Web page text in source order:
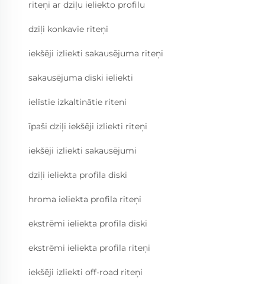
riteņi ar dziļu ieliekto profilu
dziļi konkavie riteņi
iekšēji izliekti sakausējuma riteņi
sakausējuma diski ieliekti
ielīstie izkaltinātie riteni
īpaši dziļi iekšēji izliekti riteņi
iekšēji izliekti sakausējumi
dziļi ieliekta profila diski
hroma ieliekta profila riteņi
ekstrēmi ieliekta profila diski
ekstrēmi ieliekta profila riteņi
iekšēji izliekti off-road riteņi